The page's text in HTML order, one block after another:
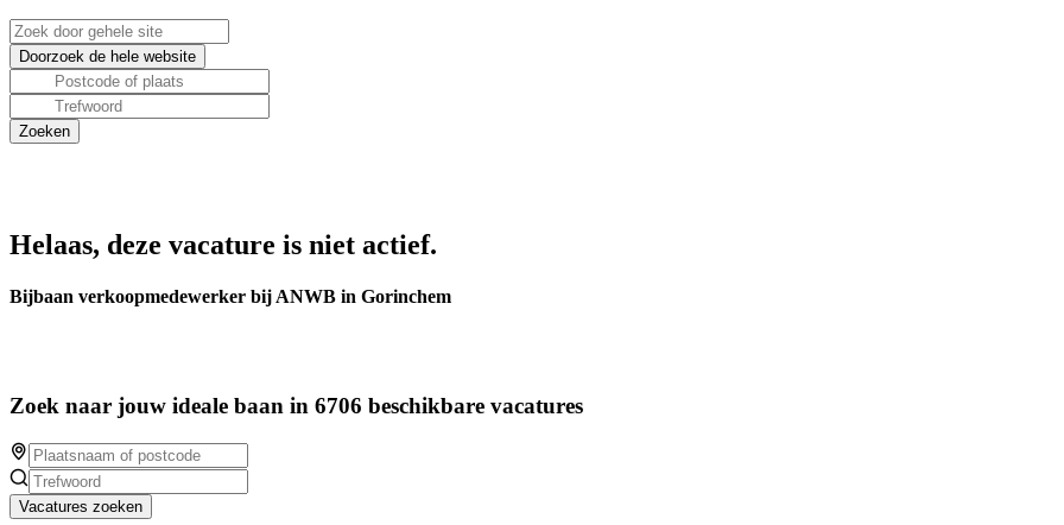
Helaas, deze vacature is niet actief.
Bijbaan verkoopmedewerker bij ANWB in Gorinchem
Zoek naar jouw ideale baan in 6706 beschikbare vacatures
Vacatures zoeken